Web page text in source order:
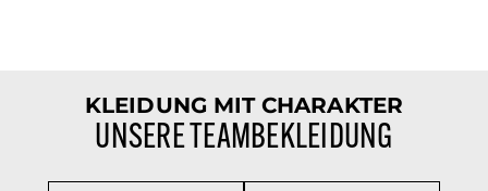
KLEIDUNG MIT CHARAKTER
UNSERE TEAMBEKLEIDUNG